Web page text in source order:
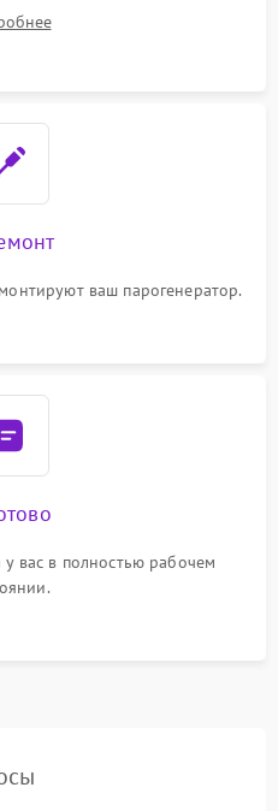
ваш парогенератор.
вас в полностью рабочем